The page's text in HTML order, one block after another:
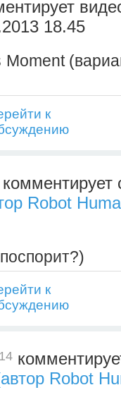
18.45
Moment
к
комментирует
Robot
к
14
Robot